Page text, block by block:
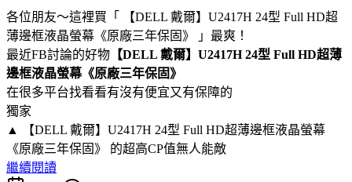
各位朋友～這裡買「 【DELL 戴爾】U2417H 24型 Full HD超
薄邊框液晶螢幕《原廠三年保固》 」最爽！
最近FB討論的好物 【DELL 戴爾】U2417H 24型 Full HD超薄
邊框液晶螢幕《原廠三年保固》
在很多平台找看看有沒有便宜又有保障的
獨家
▲ 【DELL 戴爾】U2417H 24型 Full HD超薄邊框液晶螢幕
《原廠三年保固》 的超高CP值無人能敵
繼續閱讀